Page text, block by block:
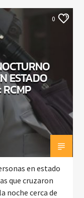
0
ESTADO
RCMP
en estado
que cruzaron
noche cerca de